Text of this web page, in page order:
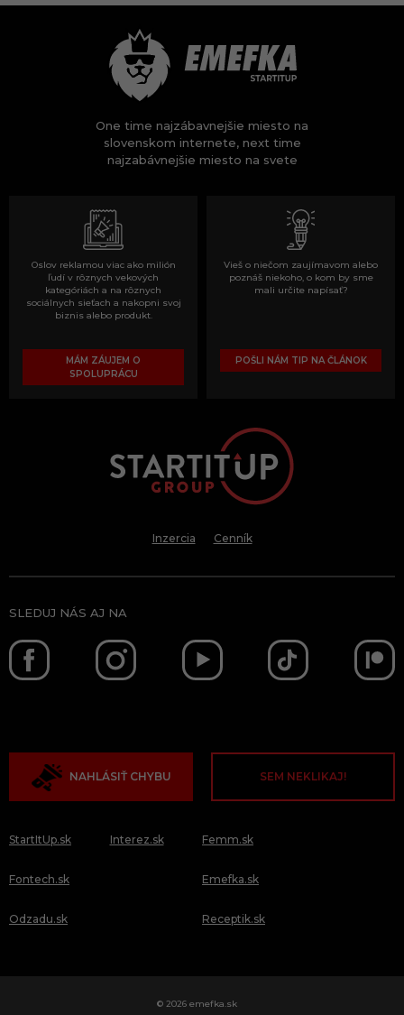
One time najzábavnejšie miesto na
slovenskom internete, next time
najzabávnejšie miesto na svete
Oslov reklamou viac ako milión
ľudí v rôznych vekových
kategóriách a na rôznych
sociálnych sieťach a nakopni svoj
biznis alebo produkt.
MÁM ZÁUJEM O
SPOLUPRÁCU
Vieš o niečom zaujímavom alebo
poznáš niekoho, o kom by sme
mali určite napísať?
POŠLI NÁM TIP NA ČLÁNOK
Inzercia Cenník
SLEDUJ NÁS AJ NA
NAHLÁSIŤ CHYBU SEM NEKLIKAJ!
StartItUp.sk
Fontech.sk
Odzadu.sk
Interez.sk Femm.sk
Emefka.sk
Receptik.sk
© 2026 emefka.sk